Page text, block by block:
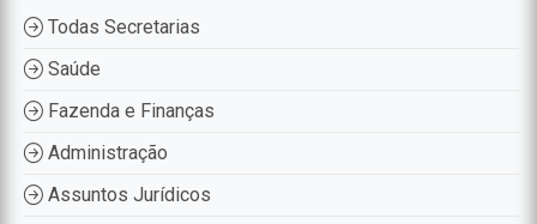
Todas Secretarias
Saúde
Fazenda e Finanças
Administração
Assuntos Jurídicos